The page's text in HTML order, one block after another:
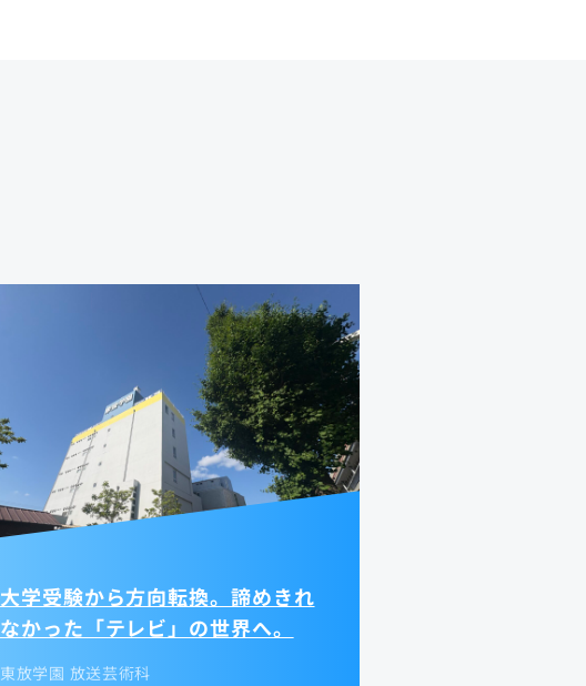
大学受験から方向転換。諦めきれ
なかった「テレビ」の世界へ。
東放学園 放送芸術科